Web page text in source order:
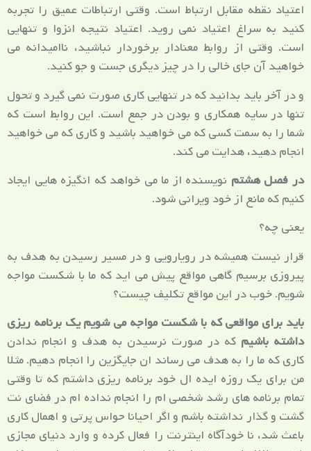
اعتیاد نقطه مقابل ارتباط است. وقتی ارتباطات عمیق را تجربه
کنید به سراغ اعتیاد نمی روید. اعتیاد نتیجه انزوا و تنهایی
است. وقتی از روابط معنادار برخوردار نباشید، ناامیدانه می
خواهید آن جای خالی را در چیز دیگری جست و جو کنید.
و در آخر باید بدانید که در تنهایی کاری صورت نمی گیرد و تحول
تنها در سایه همکاری و بودن در جمع است. این روابط است که
شما را به سمت کسی که می خواهید باشید و کاری که می خواهید
انجام دهید، هدایت می کند.
در فصل هشتم نویسنده از ما می خواهد که انگیزه هایی ایجاد
کنیم که مانع از خود ویرانی شود.
یعنی چه؟
قرار نیست همیشه در رویارویی و در مسیر رسیدن به هدف به
پیروزی برسیم گاهی مواقع پیش می اید که ما با شکست مواجه
شویم. خوب در این مواقع تکلیف چیست؟
باید برای مواقعی که با شکست مواجه می شویم یک برنامه ریزی
داشته باشیم که در صورت نرسیدن به هدف و انجام ندادن
کاری که ما را به هدف می رساند ان جایگزین را انجام دهیم. مثلا
من برای یک روزه ایده ال خود برنامه ریزی داشتم که تا وقتی
تمام برنامه های رشد شخصی ام را انجام نداده ام در فضای نت
گشت و گذار نداشته باشم و اگر احیانا حواس پرتی و اهمال کاری
باعث شد، نا خودآگاه اینترنت را فعال کرده و وارد دنیای مجازی